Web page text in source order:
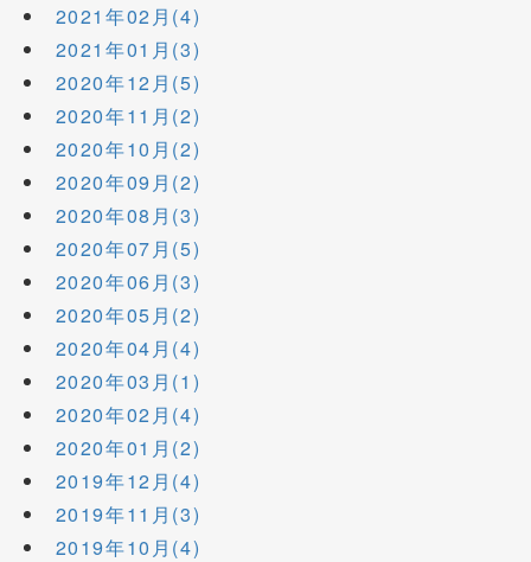
2021年02月(4)
2021年01月(3)
2020年12月(5)
2020年11月(2)
2020年10月(2)
2020年09月(2)
2020年08月(3)
2020年07月(5)
2020年06月(3)
2020年05月(2)
2020年04月(4)
2020年03月(1)
2020年02月(4)
2020年01月(2)
2019年12月(4)
2019年11月(3)
2019年10月(4)